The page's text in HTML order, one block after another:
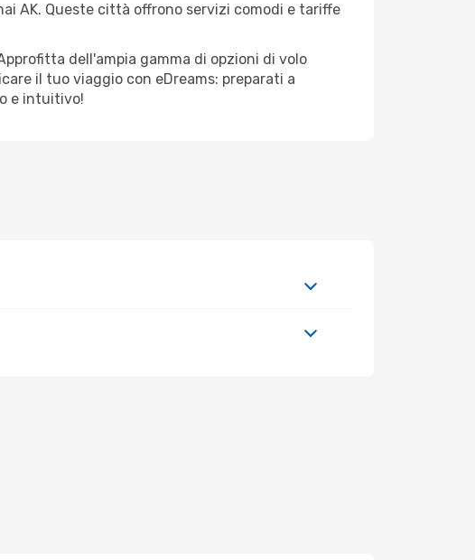
AK. Queste città offrono servizi comodi e tariffe
dell'ampia gamma di opzioni di volo
il tuo viaggio con eDreams: preparati a
e intuitivo!